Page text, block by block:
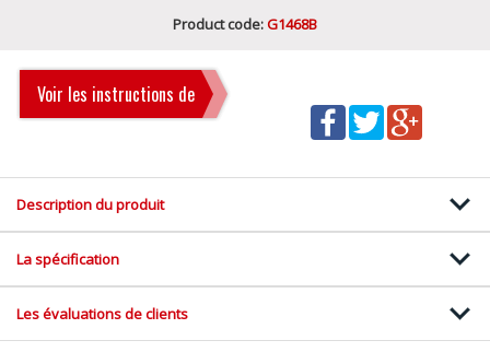
Product code:G1468B
Voir les instructions de
Description du produit
La spécification
Les évaluations de clients